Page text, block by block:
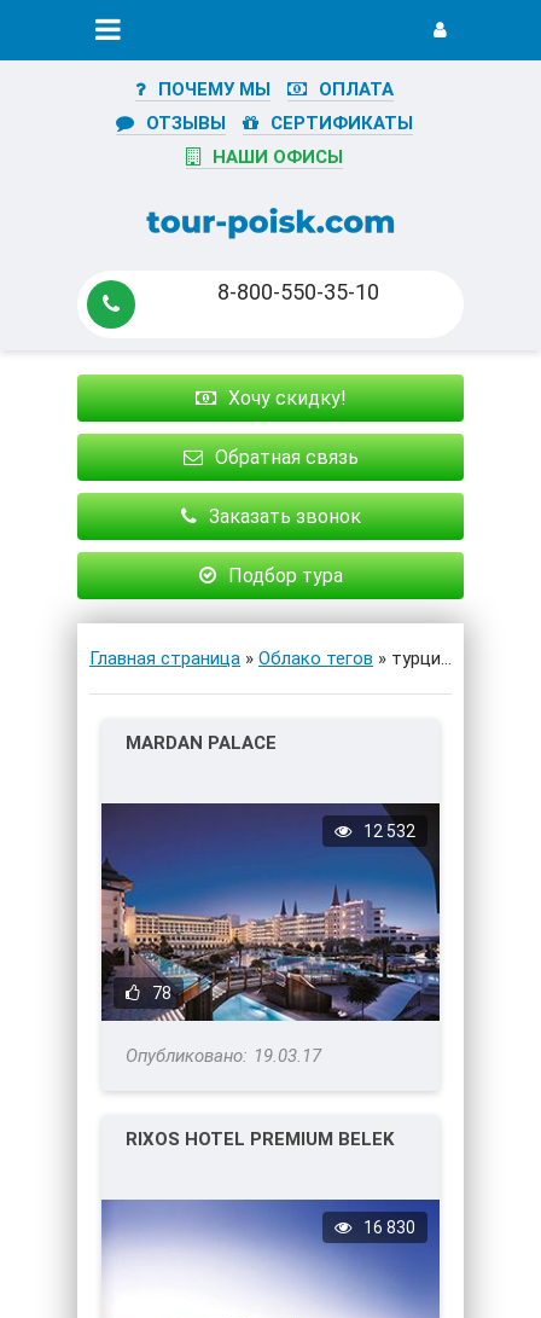
ПОЧЕМУ МЫ
ОПЛАТА
ОТЗЫВЫ
СЕРТИФИКАТЫ
НАШИ ОФИСЫ
8-800-550-35-10
Хочу скидку!
Обратная связь
Заказать звонок
Подбор тура
Главная страница » Облако тегов » турция » Страница 7
MARDAN PALACE
78
12 532
19.03.17
RIXOS HOTEL PREMIUM BELEK
16 830